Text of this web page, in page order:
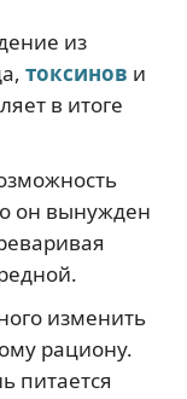
из
токсинов и
в итоге
он вынужден
изменить
рациону.
питается